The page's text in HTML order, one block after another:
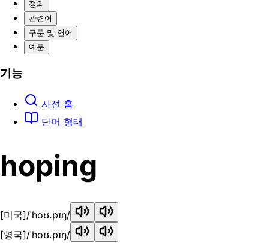
정의
관련어
구문 및 연어
예문
기능
사전 홈
단어 형태
hoping
[미국]/ˈhoʊ.pɪŋ/
[영국]/ˈhoʊ.pɪŋ/